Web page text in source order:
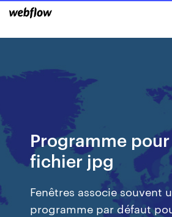
Programme
fichier jpg
Fenêtres associe souvent
programme par défaut